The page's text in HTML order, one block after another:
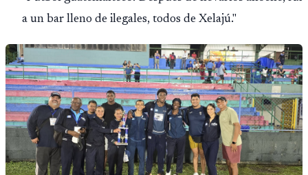
a un bar lleno de ilegales, todos de Xelajú."